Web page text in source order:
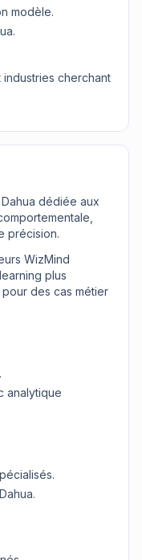
modèle.
industries cherchant
dédiée aux
précision.
WizMind
plus
des cas métier
analytique